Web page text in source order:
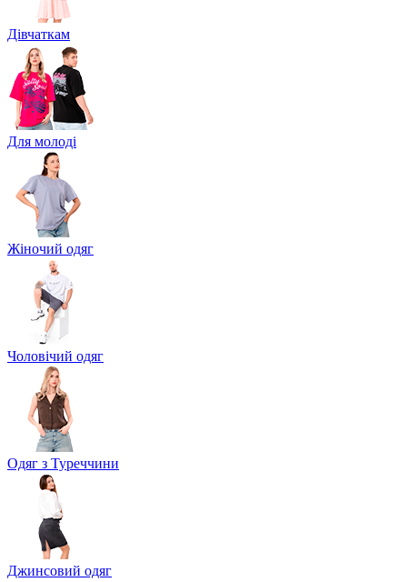
Дівчаткам
Для молоді
Жіночий одяг
Чоловічий одяг
Одяг з Туреччини
Джинсовий одяг